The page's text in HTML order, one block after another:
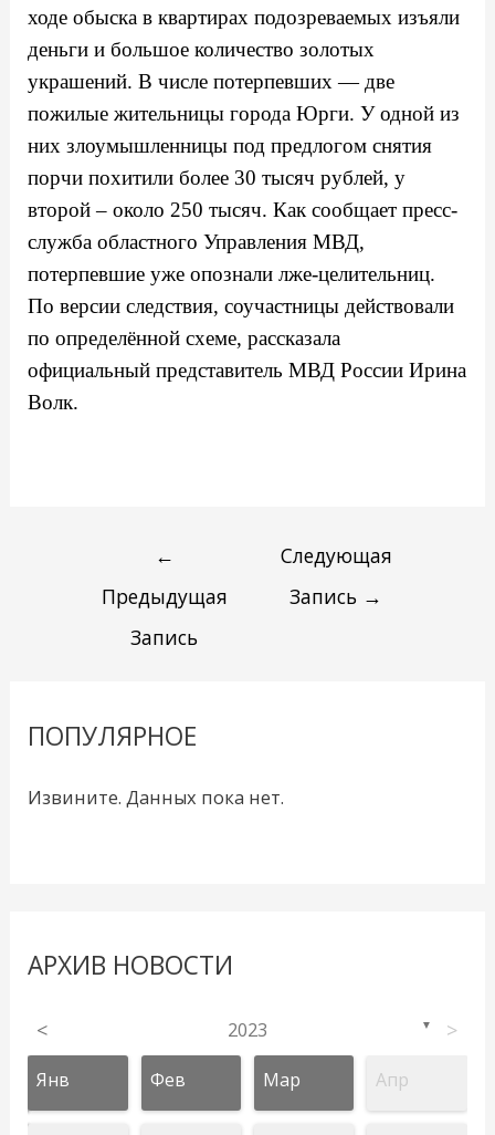
ходе обыска в квартирах подозреваемых изъяли
деньги и большое количество золотых
украшений. В числе потерпевших — две
пожилые жительницы города Юрги. У одной из
них злоумышленницы под предлогом снятия
порчи похитили более 30 тысяч рублей, у
второй – около 250 тысяч. Как сообщает пресс-
служба областного Управления МВД,
потерпевшие уже опознали лже-целительниц.
По версии следствия, соучастницы действовали
по определённой схеме, рассказала
официальный представитель МВД России Ирина
Волк.
←
Предыдущая
Запись
Следующая
Запись →
ПОПУЛЯРНОЕ
Извините. Данных пока нет.
АРХИВ НОВОСТИ
< 2023 ▼ >
Янв Фев Мар Апр